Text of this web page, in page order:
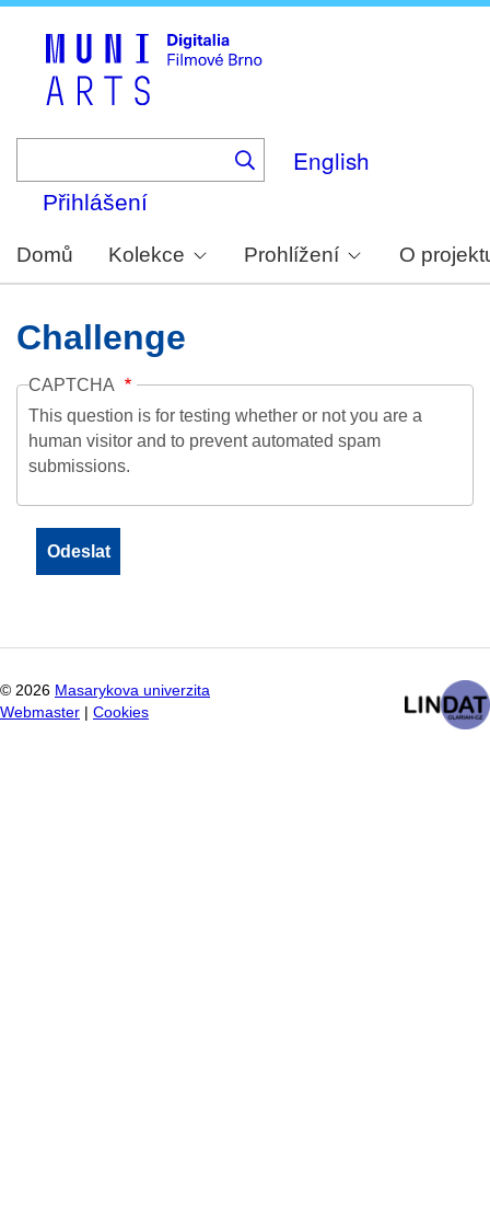
English
Přihlášení
Domů Kolekce Prohlížení O
Challenge
CAPTCHA
This question is for testing whether or not you are a
human visitor and to prevent automated spam
submissions.
© 2026 Masarykova univerzita
Webmaster
Cookies